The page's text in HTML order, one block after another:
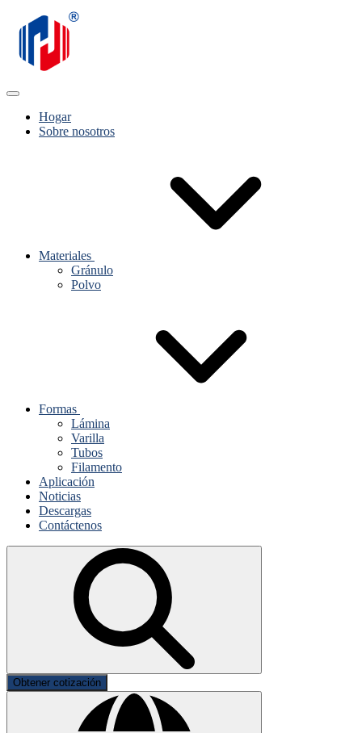
Hogar
Sobre nosotros
Materiales
Gránulo
Polvo
Formas
Lámina
Varilla
Tubos
Filamento
Aplicación
Noticias
Descargas
Contáctenos
Obtener cotización